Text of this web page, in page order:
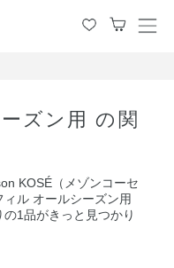
メ
ズン用 の関
KOSÉ（メゾンコーセ
ル オールシーズン用
1品がきっと見つかり